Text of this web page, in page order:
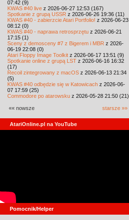
07:42 (9)
KWAS #40 live z 2026-06-27 12:53 (167)
Spotkanie z grupą USSR z 2026-06-26 19:36 (11)
KWAS #40 - zabierzcie Atari Portfolio! z 2026-06-23
08:12 (0)
KWAS #40 - naprawa retrosprzętu z 2026-06-21
17:15 (1)
Sceny z demosceny #7 z Bigerem i MBR z 2026-
06-19 22:08 (0)
Atari Floppy Image Toolkit z 2026-06-17 13:51 (9)
Spotkanie online z grupą LST z 2026-06-16 16:32
(17)
Recoil zintegrowany z macOS z 2026-06-13 21:34
(5)
KWAS #40 odbędzie się w Katowicach z 2026-06-
07 17:59 (25)
Commodore po atarowsku z 2026-05-28 21:50 (21)
«« nowsze starsze »»
AtariOnline.pl na YouTube
Pomocnik/Helper